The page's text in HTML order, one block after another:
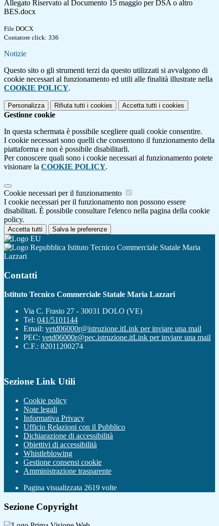
Allegato Riservato al Documento 15 maggio per DSA o altro
BES.docx
File DOCX
Contatore click: 336
Notizie
Questo sito o gli strumenti terzi da questo utilizzati si avvalgono di
cookie necessari al funzionamento ed utili alle finalità illustrate nella
COOKIE POLICY.
Personalizza Rifiuta tutti i cookies Accetta tutti i cookies
Gestione cookie
In questa schermata è possibile scegliere quali cookie consentire.
I cookie necessari sono quelli che consentono il funzionamento della
piattaforma e non è possibile disabilitarli.
Per conoscere quali sono i cookie necessari al funzionamento potete
visionare la COOKIE POLICY.
Cookie necessari per il funzionamento
I cookie necessari per il funzionamento non possono essere
disabilitati. È possibile consultare l'elenco nella pagina della cookie
policy.
Accetta tutti Salva le preferenze
Istituto Tecnico Commerciale Statale Maria
Lazzari
Contatti
Istituto Tecnico Commerciale Statale Maria Lazzari
Via C. Frasio 27 - 30031 DOLO (VE)
Tel: 041/5101144
Email: vetd06000r@istruzione.itLink per inviare una mail
PEC: vetd06000r@pec.istruzione.itLink per inviare una mail
C.F.: 82011200274
Sezione Link Utili
Cookie policy
Note legali
Informativa Privacy
Ufficio Relazioni con il Pubblico
Dichiarazione di accessibilità
Obiettivi di accessibilità
Whistleblowing
Gestione consensi cookie
Amministrazione trasparente
Pagina visualizzata 2619 volte
Sezione Copyright